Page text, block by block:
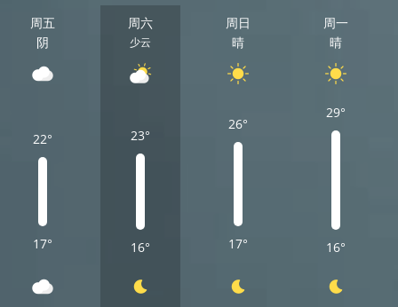
周五
阴
22°
17°
周六
少云
23°
16°
周日
晴
26°
17°
周一
晴
29°
16°